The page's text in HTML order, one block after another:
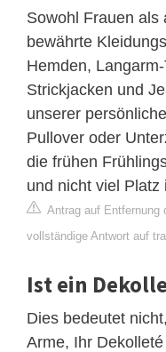
Sowohl Frauen als
bewährte
Hemden,
Strickjacken und
unserer
Pullover oder
die frühen
und nicht viel Platz
Antrag auf Entfernung
vollständige Antwort auf
Ist ein
Dies bedeutet
Arme, Ihr